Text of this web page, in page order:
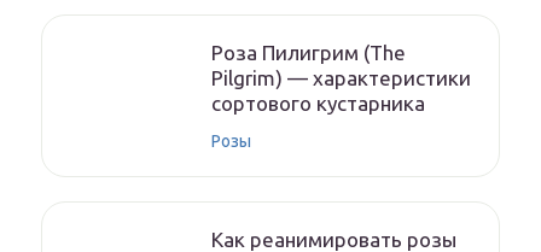
Роза Пилигрим (The
Pilgrim) — характеристики
сортового кустарника
Розы
Как реанимировать розы